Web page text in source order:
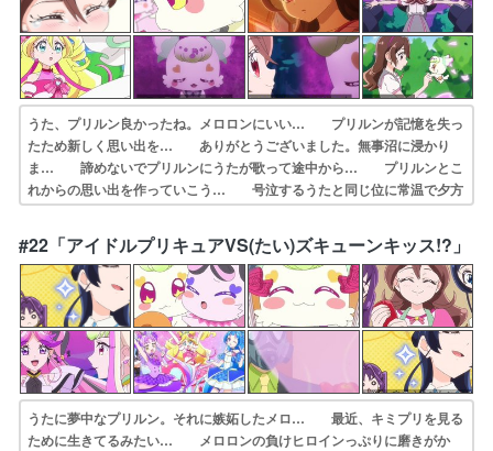
うた、プリルン良かったね。メロロンにいい… プリルンが記憶を失っ
たため新しく思い出を… ありがとうございました。無事沼に浸かり
ま… 諦めないでプリルンにうたが歌って途中から… プリルンとこ
れからの思い出を作っていこう… 号泣するうたと同じ位に常温で夕方
まで放置… うたちゃん生身でクラヤミンダーに絞められ… 稚拙と
いうか陳腐というか、ご都合主義の極… まぁ子供向けアニメでいつま
でも記憶消えた… 二人だけのハーモニー。中盤の山場たるズキ…
#22「アイドルプリキュアVS(たい)ズキューンキッス!?」
うたに夢中なプリルン。それに嫉妬したメロ… 最近、キミプリを見る
ために生きてるみたい… メロロンの負けヒロインっぷりに磨きがか